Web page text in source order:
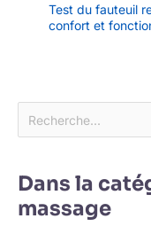
Test du fauteuil
confort et
Dans la
massage